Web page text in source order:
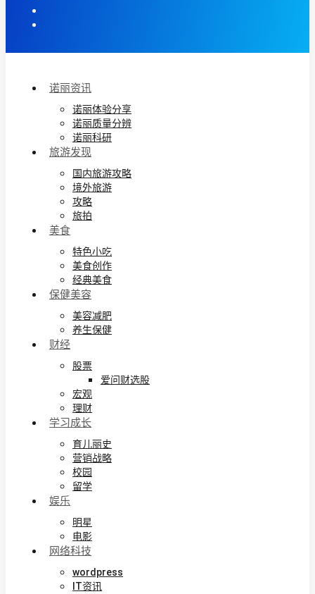
诺丽资讯
诺丽体验分享
诺丽质量分辨
诺丽科研
旅游发现
国内旅游攻略
境外旅游
攻略
旅拍
美食
特色小吃
美食创作
经典美食
保健美容
美容减肥
养生保健
财经
股票
爱问财选股
宏观
理财
学习成长
育儿丽史
营销战略
校园
留学
娱乐
明星
电影
网络科技
wordpress
IT资讯